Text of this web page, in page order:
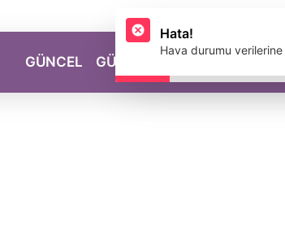
GÜNCEL GÜZELLİK
Hata!
Hava durumu verilerine